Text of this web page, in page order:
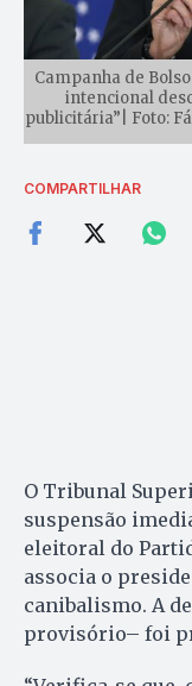
Campanha de
intencional
publicitária”| Foto:
COMPARTILHAR
O Tribunal
suspensão
eleitoral do
associa o
canibalismo. A
provisório– foi